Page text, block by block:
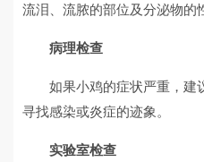
流泪、流脓的部位及分泌物的
病理检查
如果小鸡的症状严重，建
寻找感染或炎症的迹象。
实验室检查